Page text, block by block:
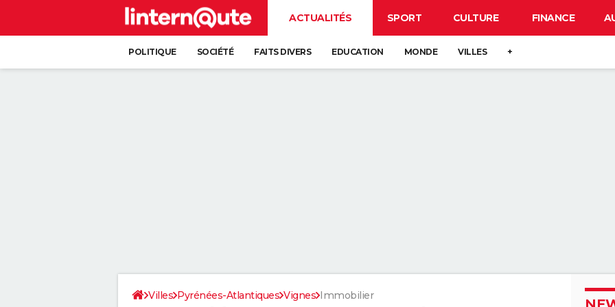
ACTUALITÉS SPORT CULTURE FINANCE
POLITIQUE SOCIÉTÉ FAITS DIVERS EDUCATION MONDE VILLES +
Villes Pyrénées-Atlantiques Vignes Immobilier